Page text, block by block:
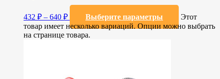
432 ₽ – 640 ₽ Выберите параметры
Этот
товар имеет несколько вариаций. Опции можно выбрать
на странице товара.